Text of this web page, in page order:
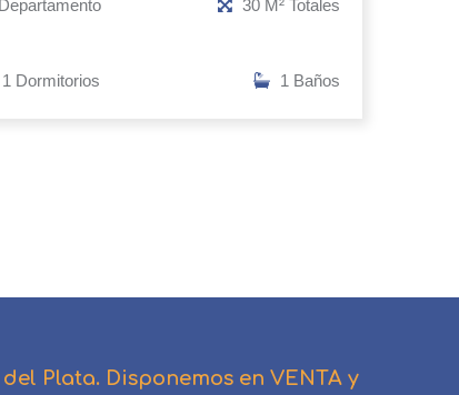
Departamento 30 M² Totales
1 Dormitorios 1 Baños
Plata. Disponemos en VENTA y